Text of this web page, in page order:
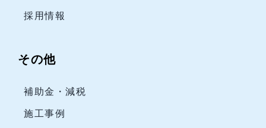
採用情報
その他
補助金・減税
施工事例